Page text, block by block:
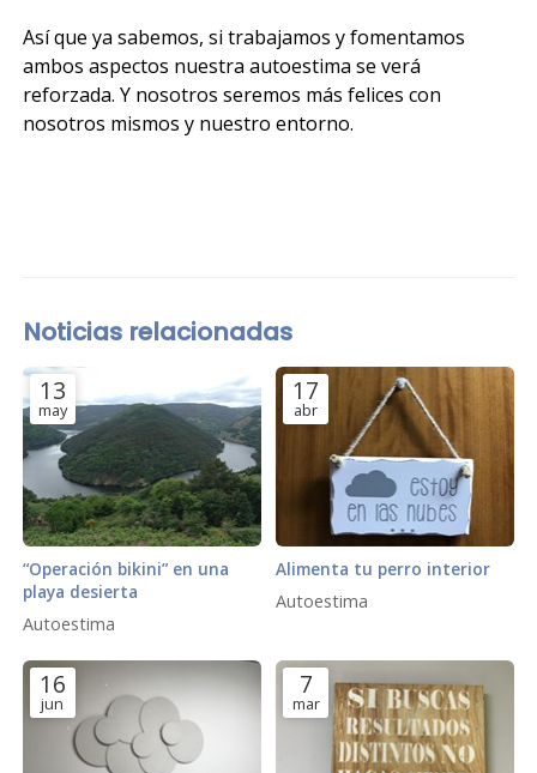
Así que ya sabemos, si trabajamos y fomentamos
ambos aspectos nuestra autoestima se verá
reforzada. Y nosotros seremos más felices con
nosotros mismos y nuestro entorno.
Noticias relacionadas
13
may
“Operación bikini” en una
playa desierta
Autoestima
17
abr
Alimenta tu perro interior
Autoestima
16
jun
7
mar